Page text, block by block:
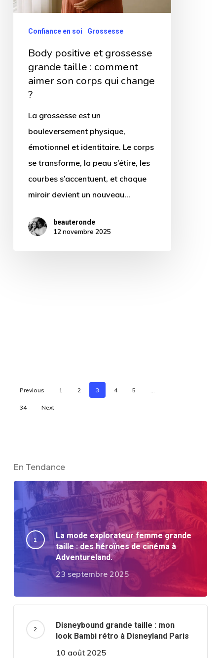
:
corps
Confiance en soi Grossesse
Body positive et grossesse
grande taille : comment
aimer son corps qui change
?
La grossesse est un
bouleversement physique,
émotionnel et identitaire. Le corps
se transforme, la peau s’étire, les
courbes s’accentuent, et chaque
miroir devient un nouveau…
beauteronde
12 novembre 2025
Previous 1 2 3 4 5
34 Next
En Tendance
La mode explorateur femme grande
taille : des héroïnes de cinéma à
Adventureland.
23 septembre 2025
Disneybound grande taille : mon
look Bambi rétro à Disneyland Paris
10 août 2025